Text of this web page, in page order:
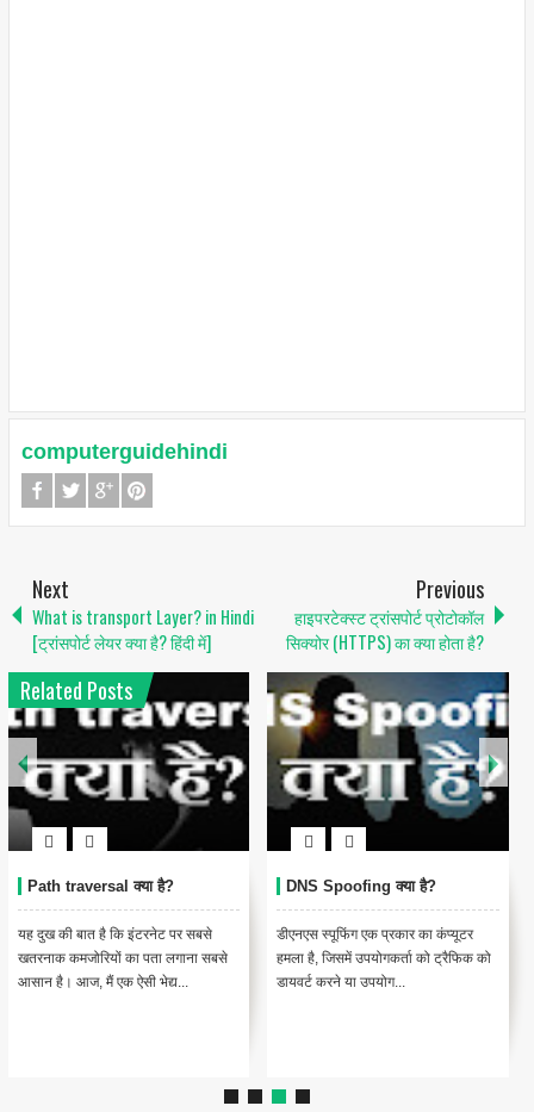
computerguidehindi
Next
What is transport Layer? in Hindi
[ट्रांसपोर्ट लेयर क्या है? हिंदी में]
Previous
हाइपरटेक्स्ट ट्रांसपोर्ट प्रोटोकॉल
सिक्योर (HTTPS) का क्या होता है?
Related Posts
Path traversal क्या है?
यह दुख की बात है कि इंटरनेट पर सबसे
खतरनाक कमजोरियों का पता लगाना सबसे
आसान है। आज, मैं एक ऐसी भेद्य...
DNS Spoofing क्या है?
डीएनएस स्पूफिंग एक प्रकार का कंप्यूटर
हमला है, जिसमें उपयोगकर्ता को ट्रैफिक को
डायवर्ट करने या उपयोग...